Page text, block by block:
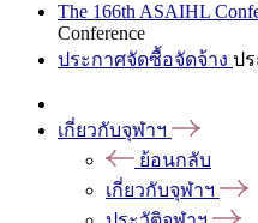
The 166th ASAIHL
Conference
ประกาศจัดซื้อจัดจ้าง ป
เกี่ยวกับจุฬาฯ
ย้อนกลับ
เกี่ยวกับจุฬาฯ